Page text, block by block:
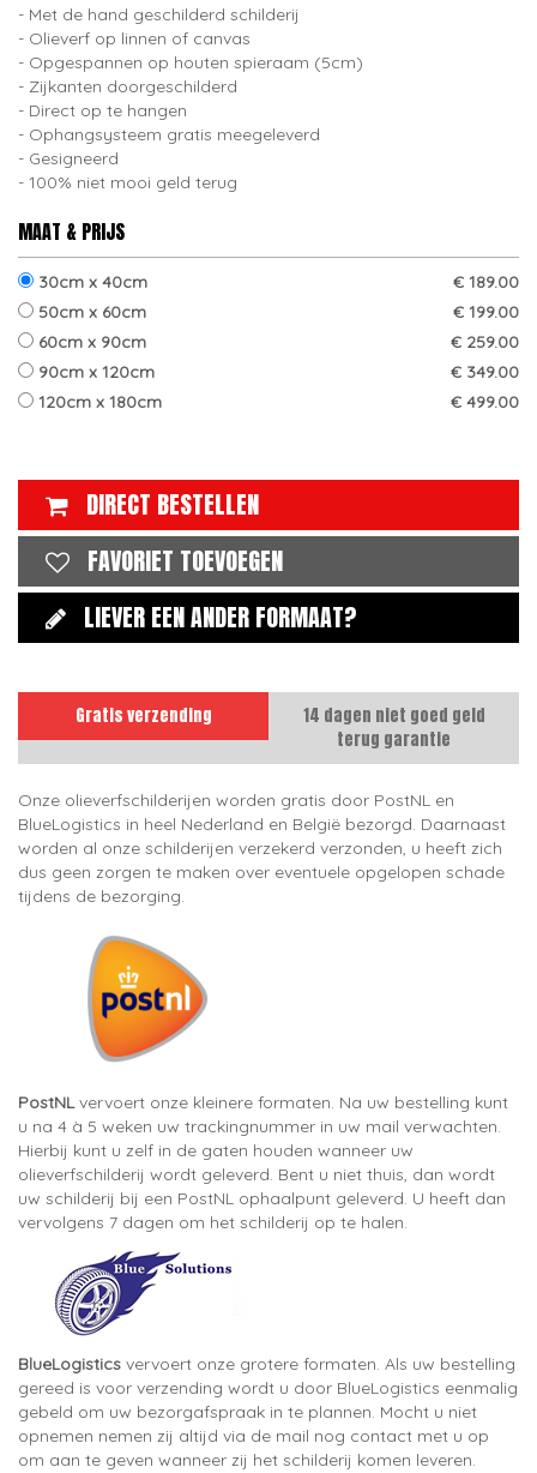
Met de hand geschilderd schilderij
Olieverf op linnen of canvas
Opgespannen op houten spieraam (5cm)
Zijkanten doorgeschilderd
Direct op te hangen
Ophangsysteem gratis meegeleverd
Gesigneerd
100% niet mooi geld terug
MAAT & PRIJS
30cm x 40cm
€ 189.00
50cm x 60cm
€ 199.00
60cm x 90cm
€ 259.00
90cm x 120cm
€ 349.00
120cm x 180cm
€ 499.00
DIRECT BESTELLEN
FAVORIET TOEVOEGEN
LIEVER EEN ANDER FORMAAT?
Gratis verzending
14 dagen niet goed geld
terug garantie
Onze olieverfschilderijen worden gratis door PostNL en
BlueLogistics in heel Nederland en België bezorgd. Daarnaast
worden al onze schilderijen verzekerd verzonden, u heeft zich
dus geen zorgen te maken over eventuele opgelopen schade
tijdens de bezorging.
PostNLvervoert onze kleinere formaten. Na uw bestelling kunt
u na 4 à 5 weken uw trackingnummer in uw mail verwachten.
Hierbij kunt u zelf in de gaten houden wanneer uw
olieverfschilderij wordt geleverd. Bent u niet thuis, dan wordt
uw schilderij bij een PostNL ophaalpunt geleverd. U heeft dan
vervolgens 7 dagen om het schilderij op te halen.
BlueLogistics vervoert onze grotere formaten. Als uw bestelling
gereed is voor verzending wordt u door BlueLogistics eenmalig
gebeld om uw bezorgafspraak in te plannen. Mocht u niet
opnemen nemen zij altijd via de mail nog contact met u op
om aan te geven wanneer zij het schilderij komen leveren.